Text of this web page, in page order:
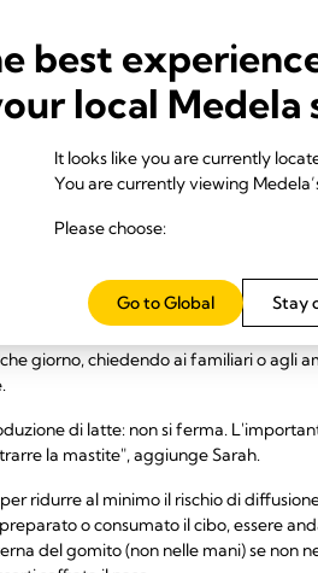
tuo bambino o hai dubbi sulla sua
al seno anche
cosa che ti andrebbe di fare, è
l'influenza, la febbre, la diarrea e il
il latte materno; infatti, contiene
non soltanto è sicuro, ma è anche
problemi di pancia o il raffreddore,
dal tuo latte," afferma Sarah Beeson.
ad allattare può essere
mangia quando puoi e ricorda che il
giorno, chiedendo ai familiari o agli
di latte: non si ferma.
la mastite", aggiunge Sarah.
ridurre al minimo il rischio di
o consumato il cibo, essere
del gomito (non nelle mani) se non
best
local Medela
It looks like you are currently
You are currently viewing
Please choose:
Stay
Go to Global